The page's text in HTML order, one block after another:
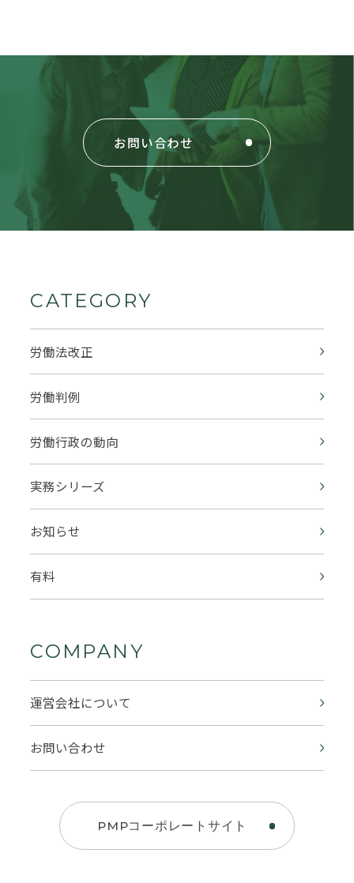
お問い合わせ
CATEGORY
労働法改正
労働判例
労働行政の動向
実務シリーズ
お知らせ
有料
COMPANY
運営会社について
お問い合わせ
PMPコーポレートサイト